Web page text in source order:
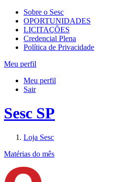
Sobre o Sesc
OPORTUNIDADES
LICITAÇÕES
Credencial Plena
Política de Privacidade
Meu perfil
Meu perfil
Sair
Sesc SP
Loja Sesc
Matérias do mês